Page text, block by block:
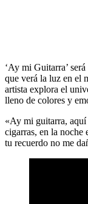
‘Ay mi Guitarra’
que verá la luz en el
artista explora el
lleno de colores y
«Ay mi guitarra, aquí
cigarras, en la
tu recuerdo no me